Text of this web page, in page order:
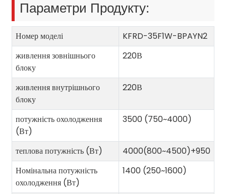
Параметри Продукту:
Номер моделі
KFRD-35F1W-BPAYN2
живлення зовнішнього
блоку
220В
живлення внутрішнього
блоку
220В
потужність охолодження
(Вт)
3500 (750~4000)
теплова потужність (Вт)
4000(800~4500)+950
Номінальна потужність
охолодження (Вт)
1400 (250~1600)